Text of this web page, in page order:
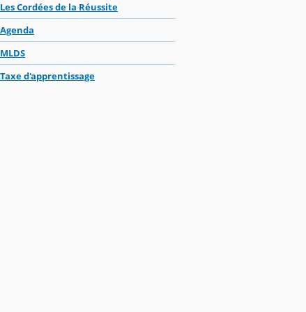
Les Cordées de la Réussite
Agenda
MLDS
Taxe d'apprentissage